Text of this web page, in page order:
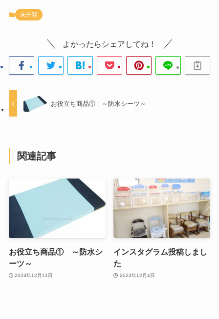
未分類
よかったらシェアしてね！
お役立ち商品① ～防水シーツ～
関連記事
お役立ち商品① ～防水シ
ーツ～
2023年12月11日
インスタグラム投稿しまし
た
2023年12月4日